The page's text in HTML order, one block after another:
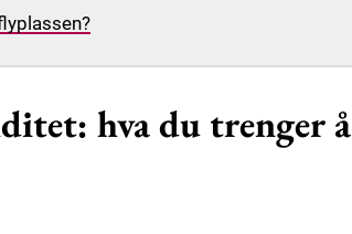
hva du trenger å